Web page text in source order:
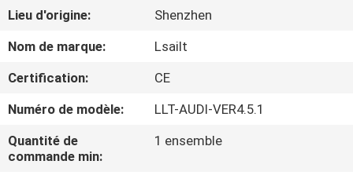
VIDÉOS
SUJET
DE
NOUS
Lieu d'origine:
Shenzhen
Nom de marque:
Lsailt
Certification:
CE
Numéro de modèle:
LLT-AUDI-VER4.5.1
Quantité de
commande min:
1 ensemble